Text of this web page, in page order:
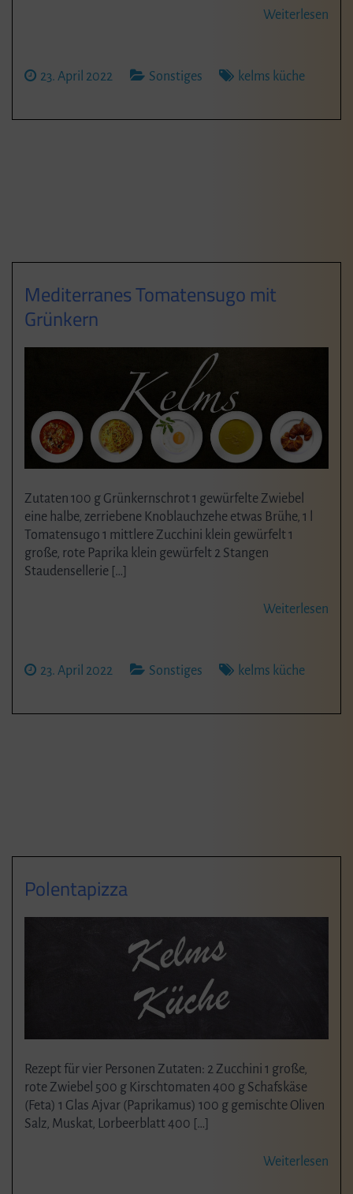
Weiterlesen
23. April 2022 Sonstiges kelms küche
Mediterranes Tomatensugo mit
Grünkern
Zutaten 100 g Grünkernschrot 1 gewürfelte Zwiebel
eine halbe, zerriebene Knoblauchzehe etwas Brühe, 1 l
Tomatensugo 1 mittlere Zucchini klein gewürfelt 1
große, rote Paprika klein gewürfelt 2 Stangen
Staudensellerie […]
Weiterlesen
23. April 2022 Sonstiges kelms küche
Polentapizza
Rezept für vier Personen Zutaten: 2 Zucchini 1 große,
rote Zwiebel 500 g Kirschtomaten 400 g Schafskäse
(Feta) 1 Glas Ajvar (Paprikamus) 100 g gemischte Oliven
Salz, Muskat, Lorbeerblatt 400 […]
Weiterlesen